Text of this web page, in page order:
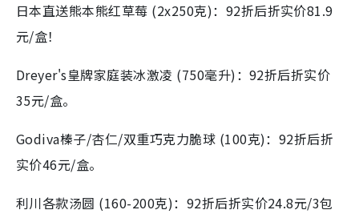
日本直送熊本熊红草莓 (2x250克)：92折后折实价81.9
元/盒！
Dreyer's皇牌家庭装冰激凌 (750毫升)：92折后折实价
35元/盒。
Godiva榛子/杏仁/双重巧克力脆球 (100克)：92折后折
实价46元/盒。
利川各款汤圆 (160-200克)：92折后折实价24.8元/3包